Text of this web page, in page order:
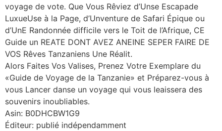
voyage de vote. Que Vous Rêviez d’Unse Escapade
LuxueUse à la Page, d’Unventure de Safari Épique ou
d’UnE Randonnée difficile vers le Toit de l’Afrique, CE
Guide un REATE DONT AVEZ ANEINE SEPER FAIRE DE
VOS Rêves Tanzaniens Une Réalit.
Alors Faites Vos Valises, Prenez Votre Exemplare du
«Guide de Voyage de la Tanzanie» et Préparez-vous à
vous Lancer danse un voyage qui vous leaissera des
souvenirs inoubliables.
Asin: B0DHCBW1G9
Éditeur: publié indépendamment